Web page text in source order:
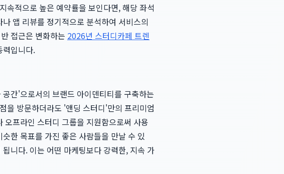
속적으로 높은 예약률을 보인다면, 해당 좌석
앱 리뷰를 정기적으로 분석하여 서비스의
접근은 변화하는 2026년 스터디카페 트렌
력입니다.
간'으로서의 브랜드 아이덴티티를 구축하는
을 방문하더라도 '앤딩 스터디'만의 프리미엄
프라인 스터디 그룹을 지원함으로써 사용
한 목표를 가진 좋은 사람들을 만날 수 있
니다. 이는 어떤 마케팅보다 강력한, 지속 가